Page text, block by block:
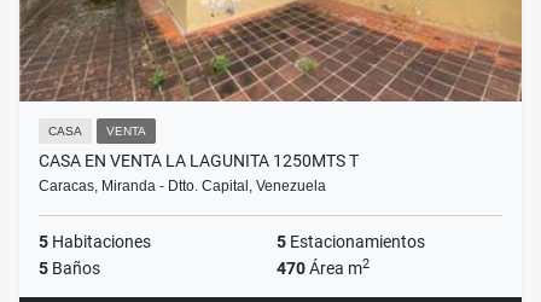
CASA VENTA
CASA EN VENTA LA LAGUNITA 1250MTS T
Caracas, Miranda - Dtto. Capital, Venezuela
5 Habitaciones 5 Estacionamientos
5 Baños 470Área m2